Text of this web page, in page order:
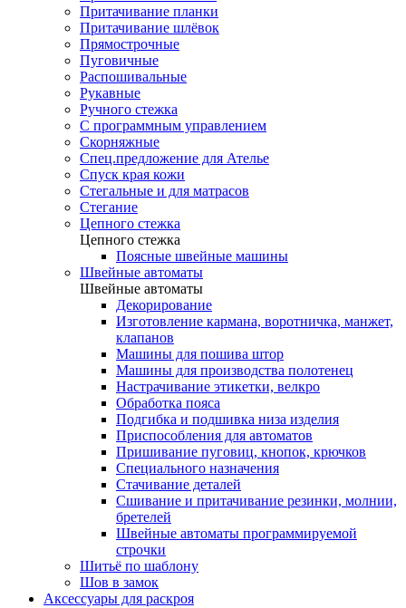
Притачивание планки
Притачивание шлёвок
Прямострочные
Пуговичные
Распошивальные
Рукавные
Ручного стежка
С программным управлением
Скорняжные
Спец.предложение для Ателье
Спуск края кожи
Стегальные и для матрасов
Стегание
Цепного стежка
Цепного стежка
Поясные швейные машины
Швейные автоматы
Швейные автоматы
Декорирование
Изготовление кармана, воротничка, манжет,
клапанов
Машины для пошива штор
Машины для производства полотенец
Настрачивание этикетки, велкро
Обработка пояса
Подгибка и подшивка низа изделия
Приспособления для автоматов
Пришивание пуговиц, кнопок, крючков
Специального назначения
Стачивание деталей
Сшивание и притачивание резинки, молнии,
бретелей
Швейные автоматы программируемой
строчки
Шитьё по шаблону
Шов в замок
Аксессуары для раскроя